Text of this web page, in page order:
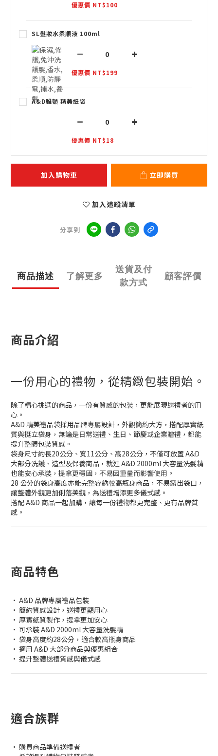
優惠價 NT$100
SL髮妝水柔順液 100ml
優惠價 NT$199
A&D雅頓 精美紙袋
優惠價 NT$18
加入購物車 立即購買
加入追蹤清單
分享到
商品描述 了解更多
送貨及付
款方式
顧客評價
商品介紹
一份用心的禮物，從精緻包裝開始。
除了精心挑選的商品，一份有質感的包裝，更能展現送禮者的用
心。
A&D 精美禮品袋採用品牌專屬設計，外觀簡約大方，搭配厚實紙
質與挺立袋身，無論是日常送禮、生日、節慶或企業贈禮，都能
提升整體包裝質感。
袋身尺寸約長20公分、寬11公分、高28公分，不僅可放置 A&D
大部分洗護、造型及保養商品，就連 A&D 2000ml 大容量洗髮精
也能安心承裝，提拿更穩固，不易因重量而影響使用。
28 公分的袋身高度亦能完整容納較高瓶身商品，不易露出袋口，
讓整體外觀更加俐落美觀，為送禮增添更多儀式感。
搭配 A&D 商品一起加購，讓每一份禮物都更完整、更有品牌質
感。
商品特色
• A&D 品牌專屬禮品包裝
• 簡約質感設計，送禮更顯用心
• 厚實紙質製作，提拿更加安心
• 可承裝 A&D 2000ml 大容量洗髮精
• 袋身高度約28公分，適合較高瓶身商品
• 適用 A&D 大部分商品與優惠組合
• 提升整體送禮質感與儀式感
適合族群
• 購買商品準備送禮者